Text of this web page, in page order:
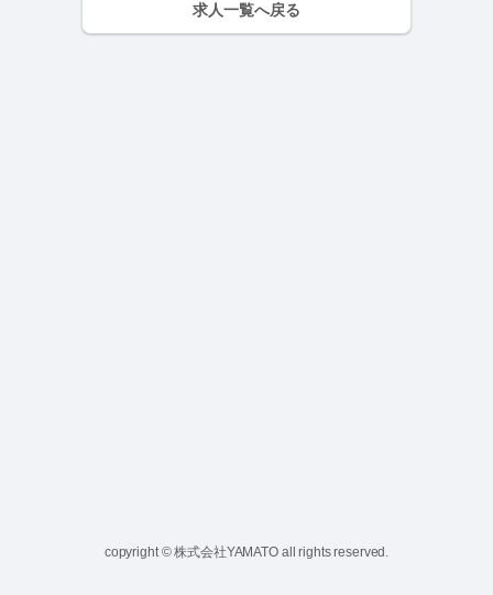
求人一覧へ戻る
copyright © 株式会社YAMATO all rights reserved.